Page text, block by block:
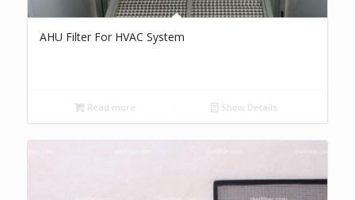
AHU Filter For HVAC System
Read more Show Details